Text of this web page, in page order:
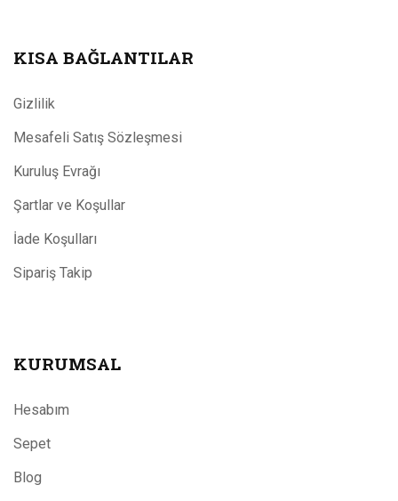
KISA BAĞLANTILAR
Gizlilik
Mesafeli Satış Sözleşmesi
Kuruluş Evrağı
Şartlar ve Koşullar
İade Koşulları
Sipariş Takip
KURUMSAL
Hesabım
Sepet
Blog